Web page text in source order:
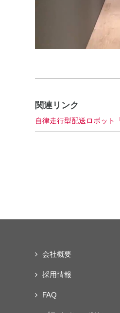
関連リンク
自律走行型配送ロボット
会社概要
採用情報
FAQ